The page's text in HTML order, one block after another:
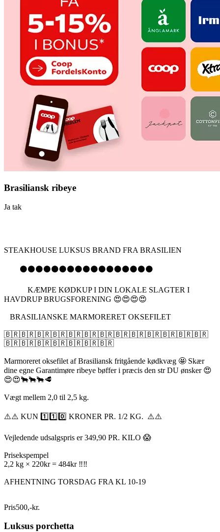
Brasiliansk ribeye
Ja tak
STEAKHOUSE LUKSUS BRAND FRA BRASILIEN
⚫️⚫️⚫️⚫️⚫️⚫️⚫️⚫️⚫️⚫️⚫️⚫️⚫️⚫️⚫️⚫️⚫️
KÆMPE KØDKUP I DIN LOKALE SLAGTER I
HAVDRUP BRUGSFORENING 😍😍😍😍
BRASILIANSKE MARMORERET OKSEFILET
🇧🇷🇧🇷🇧🇷🇧🇷🇧🇷🇧🇷🇧🇷🇧🇷🇧🇷🇧🇷🇧🇷🇧🇷🇧🇷
🇧🇷🇧🇷🇧🇷🇧🇷🇧🇷🇧🇷🇧🇷
Marmoreret oksefilet af Brasiliansk fritgående kødkvæg 🤩 Skær
dine egne Garantimøre ribeye bøffer i præcis den str DU ønsker 😍
😍😍🐂🐂🐂🥩
Vægt mellem 2,0 til 2,5 kg.
⚠️⚠️ KUN 1️⃣1️⃣0️⃣ KRONER PR. 1/2 KG. ⚠️⚠️
Vejledende udsalgspris er 349,90 PR. KILO 😱
Prisekspempel
2,2 kg × 220kr = 484kr ‼️‼️
AFHENTNING TORSDAG FRA KL 10-19
Pris500,-kr.
Luksus porchetta